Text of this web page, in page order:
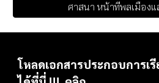
ศาสนา หน้าที่พลเมือง
โหลดเอกสารประกอบการเ